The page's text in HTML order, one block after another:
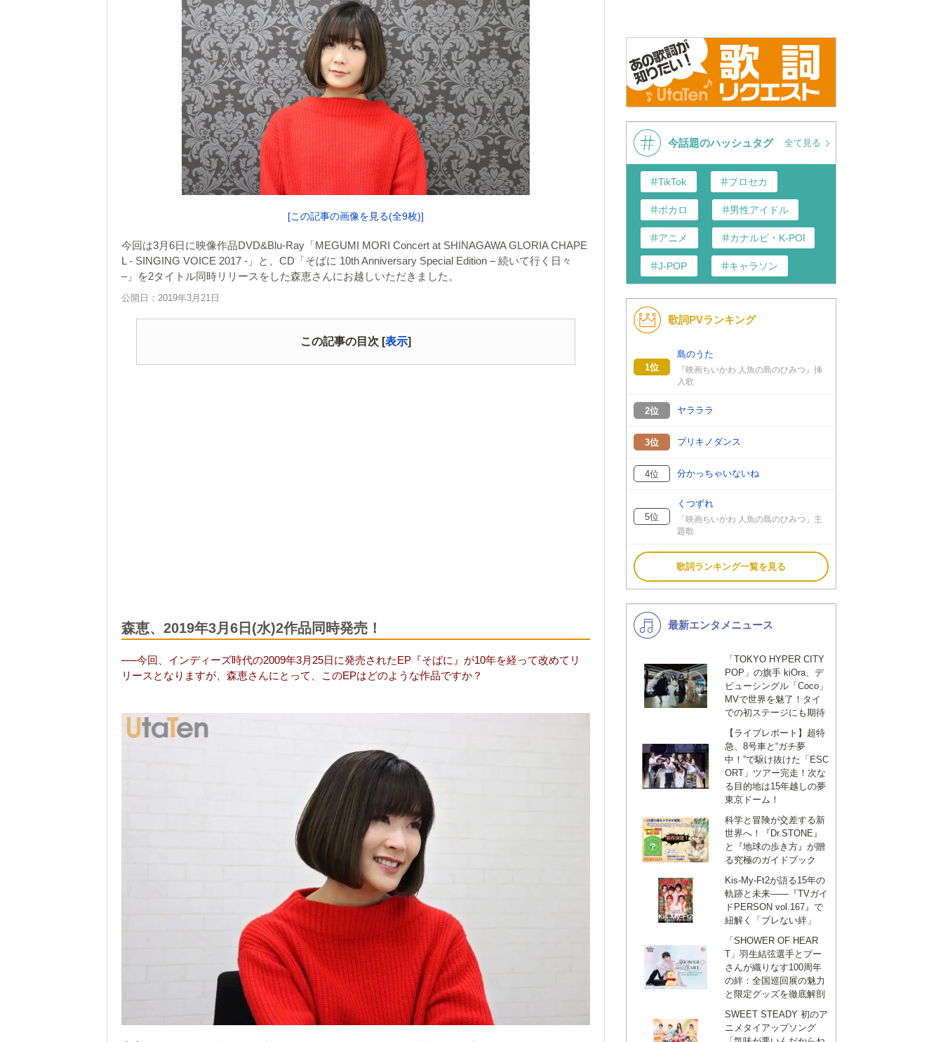
[この記事の画像を見る(全9枚)]
今回は3月6日に映像作品DVD&Blu-Ray「MEGUMI MORI Concert at SHINAGAWA GLORIA CHAPE
L - SINGING VOICE 2017 -」と、CD「そばに 10th Anniversary Special Edition – 続いて行く日々
–」を2タイトル同時リリースをした森恵さんにお越しいただきました。
公開日：2019年3月21日
この記事の目次 [表示]
森恵、2019年3月6日(水)2作品同時発売！
──今回、インディーズ時代の2009年3月25日に発売されたEP『そばに』が10年を経って改めてリ
リースとなりますが、森恵さんにとって、このEPはどのような作品ですか？
今話題のハッシュタグ 全て見る
TikTok プロセカ
ボカロ 男性アイドル
アニメ カナルビ・K-POP和訳
J-POP キャラソン
洋楽 演歌・歌謡
あんスタ
VTuber
歌詞PVランキング
1位
島のうた
『映画ちいかわ 人魚の島のひみつ』挿
入歌
2位 ヤラララ
3位 ブリキノダンス
4位 分かっちゃいないね
5位
くつずれ
「映画ちいかわ 人魚の島のひみつ」主
題歌
歌詞ランキング一覧を見る
最新エンタメニュース
「TOKYO HYPER CITY
POP」の旗手 kiOra、デ
ビューシングル「Coco」
MVで世界を魅了！タイ
での初ステージにも期待
【ライブレポート】超特
急、8号車と“ガチ夢
中！”で駆け抜けた「ESC
ORT」ツアー完走！次な
る目的地は15年越しの夢
東京ドーム！
科学と冒険が交差する新
世界へ！『Dr.STONE』
と『地球の歩き方』が贈
る究極のガイドブック
Kis-My-Ft2が語る15年の
軌跡と未来——『TVガイ
ドPERSON vol.167』で
紐解く「ブレない絆」
「SHOWER OF HEAR
T」羽生結弦選手とプー
さんが織りなす100周年
の絆：全国巡回展の魅力
と限定グッズを徹底解剖
SWEET STEADY 初のア
ニメタイアップソング